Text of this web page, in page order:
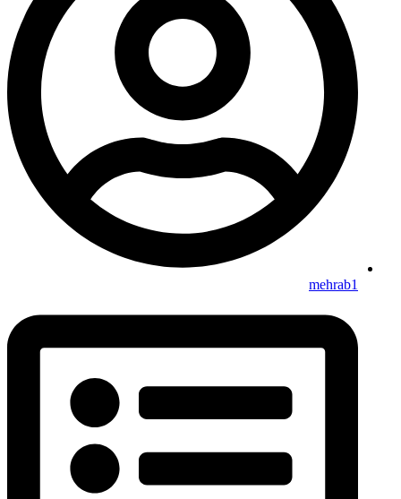
mehrab1